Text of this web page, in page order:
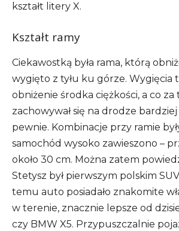
kształt litery X.
Kształt ramy
Ciekawostką była rama, którą
wygięto z tyłu ku górze. Wygięcia
obniżenie środka ciężkości, a co za
zachowywał się na drodze
pewnie. Kombinacje przy ramie
samochód wysoko zawieszono –
około 30 cm. Można zatem
Stetysz był pierwszym polskim
temu auto posiadało znakomite
w terenie, znacznie lepsze od
czy BMW X5. Przypuszczalnie